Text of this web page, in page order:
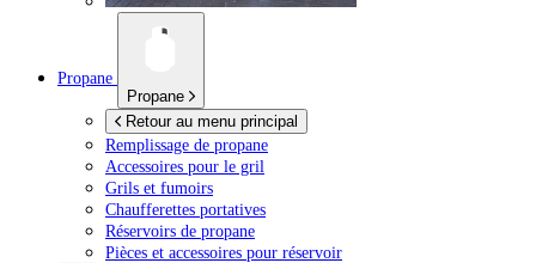
Propane
Propane
Retour au menu principal
Remplissage de propane
Accessoires pour le gril
Grils et fumoirs
Chaufferettes portatives
Réservoirs de propane
Pièces et accessoires pour réservoir